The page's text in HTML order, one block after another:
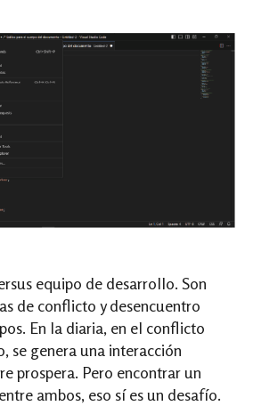
equipo de desarrollo. Son
de conflicto y desencuentro
En la diaria, en el conflicto
se genera una interacción
prospera. Pero encontrar un
ambos, eso sí es un desafío.